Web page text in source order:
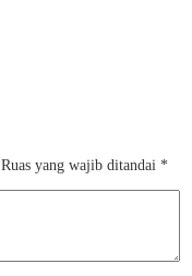
Ruas yang wajib ditandai *